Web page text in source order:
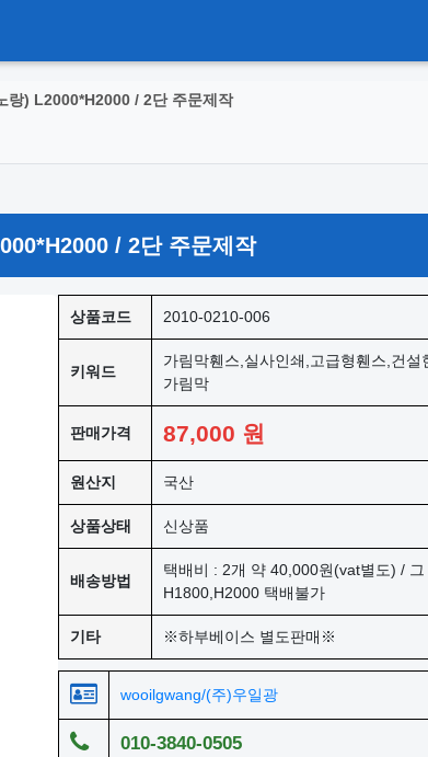
랑) L2000*H2000 / 2단 주문제작
/ 2단 주문제작
상품코드 2010-0210-006
키워드
가림막휀스,실사인쇄,고급형휀스,건
가림막
판매가격 87,000 원
원산지 국산
상품상태 신상품
배송방법
택배비 : 2개 약 40,000원(vat별도) /
H1800,H2000 택배불가
기타 ※하부베이스 별도판매※
wooilgwang/(주)우일광
010-3840-0505